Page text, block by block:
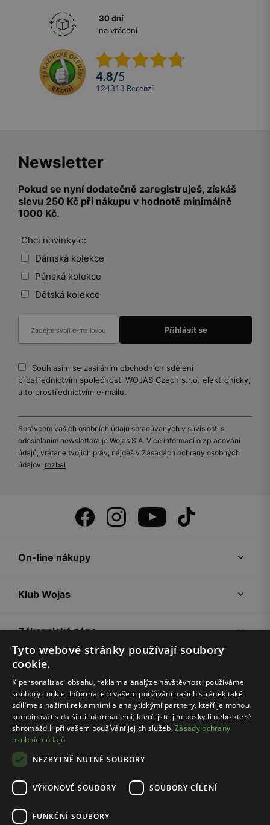
30 dní
na vrácení
4.8/5
124313 recenzí
Newsletter
Pokud se nyní dodatečně zaregistruješ, získáš
slevu 250 Kč při nákupu v hodnotě minimálně
1000 Kč.
Chci novinky o:
Dámská kolekce
Pánská kolekce
Dětská kolekce
Souhlasím se zasíláním obchodních sdělení
prostřednictvím společnosti WOJAS Czech s.r.o. elektronicky,
a to prostřednictvím e-mailu.
Správcem vašich osobních údajů spracúvaných v súvislosti s
odosielaním newslettera je Wojas S.A. Více informací o zpracování
údajů, vrátane tvojich práv, nájdeš v Zásadách ochrany osobných
údajov: rozbal
On-line nákupy
Klub Wojas
Zákaznická zóna
Společnost Wojas
Rady
Pravidla e-shopu
Zásady ochrany osobních údajů
Tyto webové stránky používají soubory
cookie.
K personalizaci obsahu, reklam a analýze návštěvnosti používáme
soubory cookie. Informace o vašem používání našich stránek také
sdílíme s našimi reklamními a analytickými partnery, kteří je mohou
kombinovat s dalšími informacemi, které jste jim poskytli nebo které
shromáždili při vašem používání jejich služeb.Zásady ochrany
osobních údajů
NEZBYTNĚ NUTNÉ SOUBORY
VÝKONOVÉ SOUBORY SOUBORY CÍLENÍ
FUNKČNÍ SOUBORY